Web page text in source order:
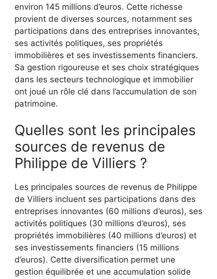
environ 145 millions d’euros. Cette richesse
provient de diverses sources, notamment ses
participations dans des entreprises innovantes,
ses activités politiques, ses propriétés
immobilières et ses investissements financiers.
Sa gestion rigoureuse et ses choix stratégiques
dans les secteurs technologique et immobilier
ont joué un rôle clé dans l’accumulation de son
patrimoine.
Quelles sont les principales
sources de revenus de
Philippe de Villiers ?
Les principales sources de revenus de Philippe
de Villiers incluent ses participations dans des
entreprises innovantes (60 millions d’euros), ses
activités politiques (30 millions d’euros), ses
propriétés immobilières (40 millions d’euros) et
ses investissements financiers (15 millions
d’euros). Cette diversification permet une
gestion équilibrée et une accumulation solide